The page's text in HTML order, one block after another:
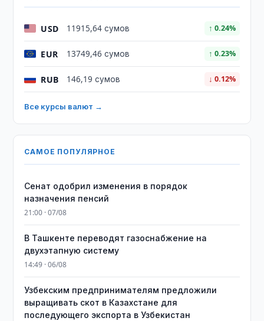
USD 11915,64 сумов ↑ 0.24%
EUR 13749,46 сумов ↑ 0.23%
RUB 146,19 сумов ↓ 0.12%
Все курсы валют →
САМОЕ ПОПУЛЯРНОЕ
Сенат одобрил изменения в порядок
назначения пенсий
21:00 · 07/08
В Ташкенте переводят газоснабжение на
двухэтапную систему
14:49 · 06/08
Узбекским предпринимателям предложили
выращивать скот в Казахстане для
последующего экспорта в Узбекистан